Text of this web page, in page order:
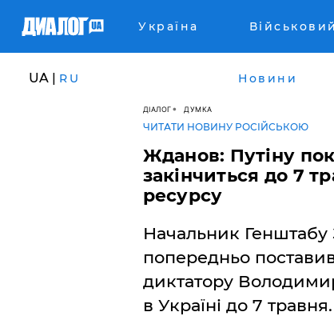
Україна
UA | RU Новини
ДІАЛОГ ДУМКА
ЧИТАТИ НОВИНУ РОСІЙСЬКОЮ
Жданов: Путіну
закінчиться до 7
ресурсу
Начальник
попередньо
диктатору
в Україні до 7 травня.